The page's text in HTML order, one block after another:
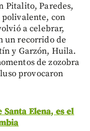
Pitalito, Paredes,
con
a celebrar,
un recorrido de
y Garzón, Huila.
de zozobra
provocaron
Elena, es el